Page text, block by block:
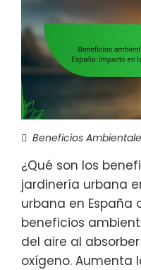
Beneficios
¿Qué son los
jardinería urbana
urbana en España
beneficios
del aire al
oxígeno. Aumenta